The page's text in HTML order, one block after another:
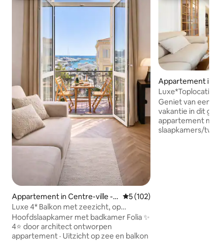
Appartement in Centre-ville -
Croisette
Gemiddelde beoordeling
5 (102)
Luxe 4* Balkon met zeezicht, op
loopafstand van Palais & Beach
Hoofdslaapkamer met badkamer Folia ✨
4⭐ door architect ontworpen
appartement · Uitzicht op zee en balkon
Appartement in
roisette
van Airbnb's
Geniet van een
vakantie in dit
appartement
slaapkamers/